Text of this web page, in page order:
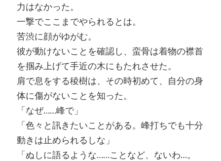
力はなかった。
一撃でここまでやられるとは。
苦渋に顔がゆがむ。
彼が動けないことを確認し、蛮骨は着物の襟首
を掴み上げて手近の木にもたれさせた。
肩で息をする稜樹は、その時初めて、自分の身
体に傷がないことを知った。
「なぜ……峰で」
「色々と訊きたいことがある。峰打ちでも十分
動きは止められるしな」
「ぬしに語るような……ことなど、ないわ…。